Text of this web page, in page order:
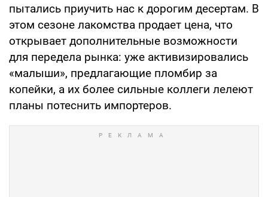
пытались приучить нас к дорогим десертам. В
этом сезоне лакомства продает цена, что
открывает дополнительные возможности
для передела рынка: уже активизировались
«малыши», предлагающие пломбир за
копейки, а их более сильные коллеги лелеют
планы потеснить импортеров.